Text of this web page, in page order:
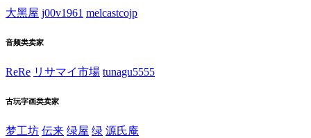
大黑屋 j00v1961 melcastcojp
音频类卖家
ReRe リサマイ市場 tunagu5555
古玩字画类卖家
梦工坊 伝来 绿屋 绿 源氏庵